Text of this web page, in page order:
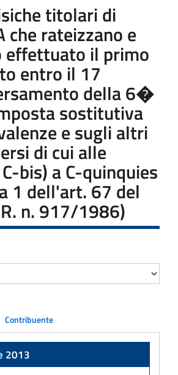
titolari di
che rateizzano e
effettuato il primo
entro il 17
della 6�
sostitutiva
e sugli altri
di cui alle
bis) a C-quinquies
1 dell'art. 67 del
n. 917/1986)
Contribuente
2013